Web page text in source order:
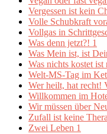
Vergessen ist kein
Volle Schubkraft
Vollgas in
Was denn jetzt?! 1
Was Mein ist, ist
Was nichts kostet ist
Welt-MS-Tag im
Wer heilt, hat recht!
Willkommen im
Wir müssen über
Zufall ist keine
Zwei Leben 1